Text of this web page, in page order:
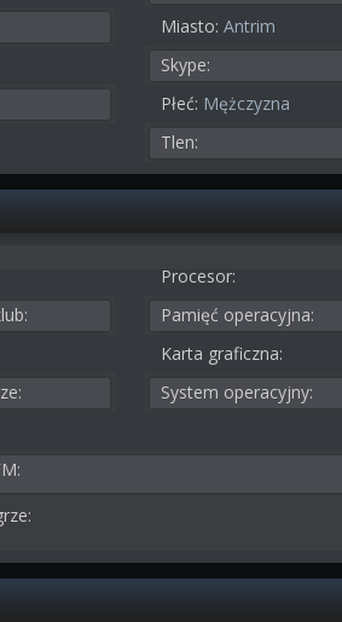
Miasto: Antrim
Skype:
Płeć: Mężczyzna
Tlen:
Procesor:
Pamięć operacyjna:
Karta graficzna:
System operacyjny: